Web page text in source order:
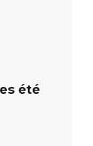
été